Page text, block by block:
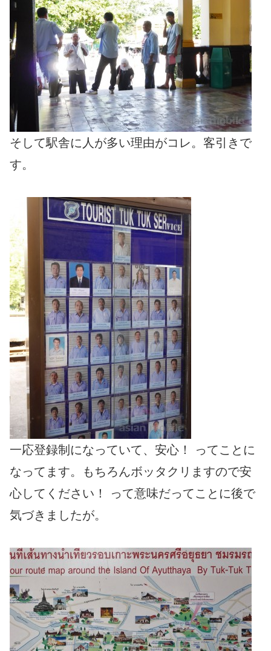
そして駅舎に人が多い理由がコレ。客引きで
す。
一応登録制になっていて、安心！ ってことに
なってます。もちろんボッタクリますので安
心してください！ って意味だってことに後で
気づきましたが。